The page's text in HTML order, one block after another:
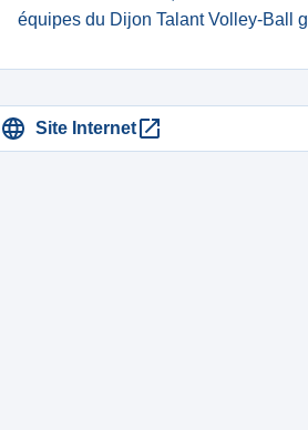
équipes du Dijon Talant Volley-Ball
Site Internet